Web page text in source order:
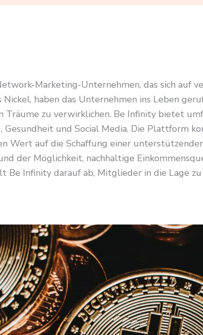
Marketing-Unternehmen, das sich auf
Nickel, haben das Unternehmen ins Leben
Träume zu verwirklichen. Be Infinity bietet
Gesundheit und Social Media. Die Plattform
Wert auf die Schaffung einer
der Möglichkeit, nachhaltige
Be Infinity darauf ab, Mitglieder in die Lage